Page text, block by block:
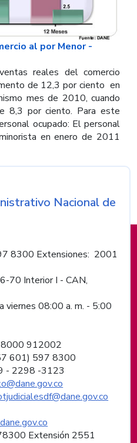
al por Menor -
reales del comercio
de 12,3 por ciento en
mes de 2010, cuando
8,3 por ciento. Para este
ocupado: El personal
en enero de 2011
de página
Nacional de
8300 Extensiones: 2001
70 Interior I - CAN,
viernes 08:00 a. m. - 5:00
8000 912002
601) 597 8300
- 2298 -3123
Extensión 2551